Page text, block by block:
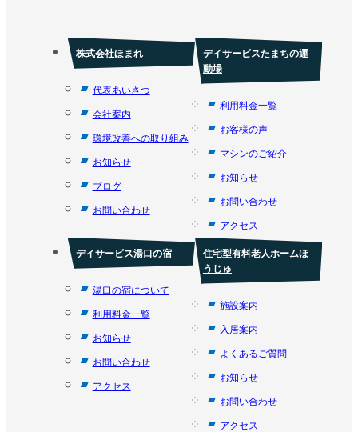
株式会社ほまれ
代表あいさつ
会社案内
環境改善への取り組み
お知らせ
ブログ
お問い合わせ
デイサービスたまちの運
動場
利用料金一覧
お客様の声
マシンのご紹介
お知らせ
お問い合わせ
アクセス
デイサービス湯口の宿
湯口の宿について
利用料金一覧
お知らせ
お問い合わせ
アクセス
住宅型有料老人ホームほ
うじゅ
施設案内
入居案内
よくあるご質問
お知らせ
お問い合わせ
アクセス